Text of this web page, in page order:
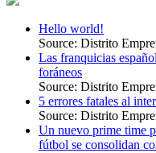
Hello world!
Source: Distrito
Las franquicias
foráneos
Source: Distrito
5 errores fatales al
Source: Distrito
Un nuevo prime time
fútbol se consolidan